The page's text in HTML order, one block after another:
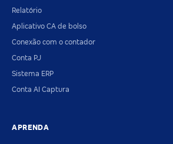
Relatório
Aplicativo CA de bolso
Conexão com o contador
Conta PJ
Sistema ERP
Conta AI Captura
APRENDA